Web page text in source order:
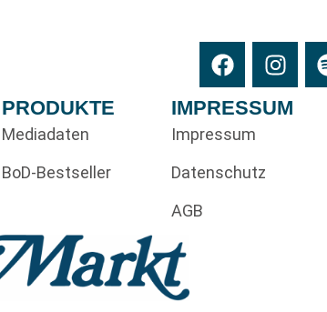
PRODUKTE
Mediadaten
BoD-Bestseller
IMPRESSUM
Impressum
Datenschutz
AGB